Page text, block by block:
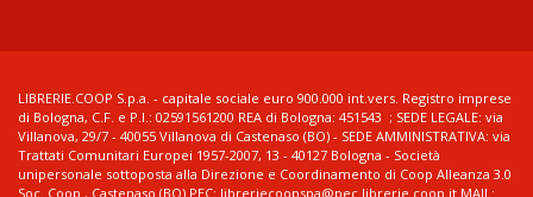
LIBRERIE.COOP S.p.a. - capitale sociale euro 900.000 int.vers. Registro imprese
di Bologna, C.F. e P.I.: 02591561200 REA di Bologna: 451543 ; SEDE LEGALE: via
Villanova, 29/7 - 40055 Villanova di Castenaso (BO) - SEDE AMMINISTRATIVA: via
Trattati Comunitari Europei 1957-2007, 13 - 40127 Bologna - Società
unipersonale sottoposta alla Direzione e Coordinamento di Coop Alleanza 3.0
Soc. Coop., Castenaso (BO) PEC: libreriecoopspa@pec.librerie.coop.it MAIL: